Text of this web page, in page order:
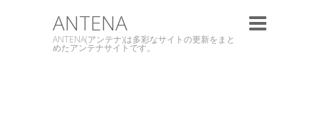
ANTENA
ANTENA(アンテナ)は多彩なサイトの更新をまと
めたアンテナサイトです。